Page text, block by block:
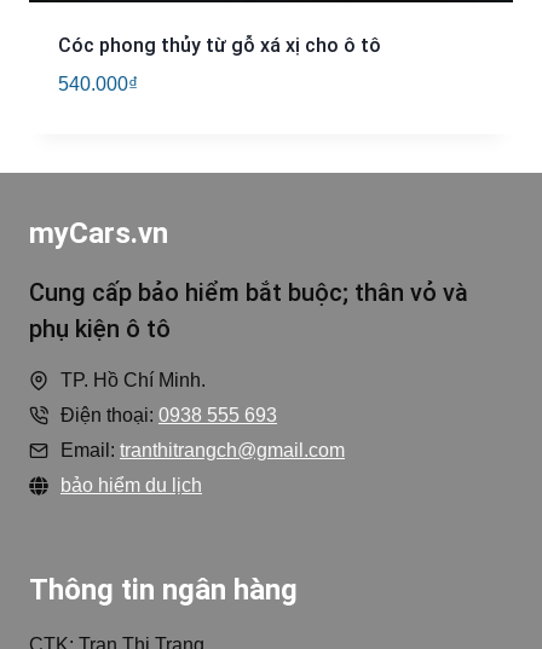
Cóc phong thủy từ gỗ xá xị cho ô tô
540.000₫
myCars.vn
Cung cấp bảo hiểm bắt buộc; thân vỏ và
phụ kiện ô tô
TP. Hồ Chí Minh.
Điện thoại: 0938 555 693
Email: tranthitrangch@gmail.com
bảo hiểm du lịch
Thông tin ngân hàng
CTK: Tran Thi Trang